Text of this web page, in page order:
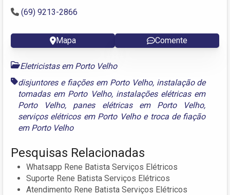
(69) 9213-2866
Mapa Comente
Eletricistas em Porto Velho
disjuntores e fiações em Porto Velho, instalação de
tomadas em Porto Velho, instalações elétricas em
Porto Velho, panes elétricas em Porto Velho,
serviços elétricos em Porto Velhoe troca de fiação
em Porto Velho
Pesquisas Relacionadas
Whatsapp Rene Batista Serviços Elétricos
Suporte Rene Batista Serviços Elétricos
Atendimento Rene Batista Serviços Elétricos